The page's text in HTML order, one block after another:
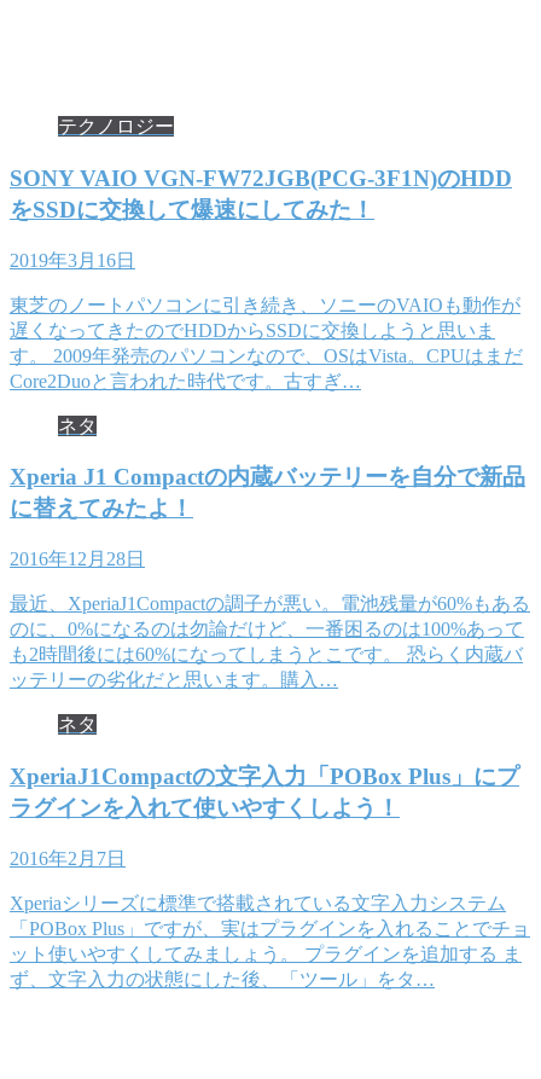
テクノロジー
SONY VAIO VGN-FW72JGB(PCG-3F1N)のHDD
をSSDに交換して爆速にしてみた！
2019年3月16日
東芝のノートパソコンに引き続き、ソニーのVAIOも動作が
遅くなってきたのでHDDからSSDに交換しようと思いま
す。 2009年発売のパソコンなので、OSはVista。CPUはまだ
Core2Duoと言われた時代です。古すぎ…
ネタ
Xperia J1 Compactの内蔵バッテリーを自分で新品
に替えてみたよ！
2016年12月28日
最近、XperiaJ1Compactの調子が悪い。電池残量が60%もある
のに、0%になるのは勿論だけど、一番困るのは100%あって
も2時間後には60%になってしまうとこです。 恐らく内蔵バ
ッテリーの劣化だと思います。購入…
ネタ
XperiaJ1Compactの文字入力「POBox Plus」にプ
ラグインを入れて使いやすくしよう！
2016年2月7日
Xperiaシリーズに標準で搭載されている文字入力システム
「POBox Plus」ですが、実はプラグインを入れることでチョ
ット使いやすくしてみましょう。 プラグインを追加する ま
ず、文字入力の状態にした後、「ツール」をタ…